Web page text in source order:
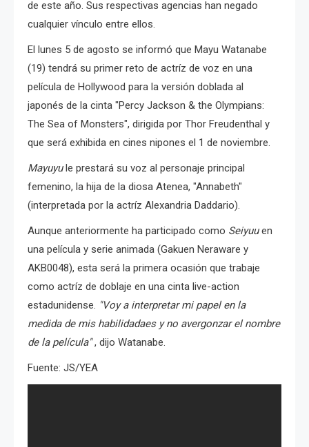
de este año. Sus respectivas agencias han negado
cualquier vínculo entre ellos.
El lunes 5 de agosto se informó que Mayu Watanabe
(19) tendrá su primer reto de actríz de voz en una
película de Hollywood para la versión doblada al
japonés de la cinta "Percy Jackson & the Olympians:
The Sea of Monsters", dirigida por Thor Freudenthal y
que será exhibida en cines nipones el 1 de noviembre.
Mayuyule prestará su voz al personaje principal
femenino, la hija de la diosa Atenea, "Annabeth"
(interpretada por la actríz Alexandria Daddario).
Aunque anteriormente ha participado como Seiyuuen
una película y serie animada (Gakuen Neraware y
AKB0048), esta será la primera ocasión que trabaje
como actríz de doblaje en una cinta live-action
estadunidense. "Voy a interpretar mi papel en la
medida de mis habilidadaes y no avergonzar el nombre
de la película", dijo Watanabe.
Fuente: JS/YEA